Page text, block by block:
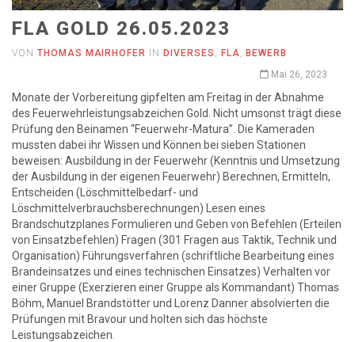
FLA GOLD 26.05.2023
VON THOMAS MAIRHOFER INDIVERSES FLA ,BEWERB
Mai 26, 2023
Monate der Vorbereitung gipfelten am Freitag in der Abnahme
des Feuerwehrleistungsabzeichen Gold. Nicht umsonst trägt diese
Prüfung den Beinamen “Feuerwehr-Matura”. Die Kameraden
mussten dabei ihr Wissen und Können bei sieben Stationen
beweisen: Ausbildung in der Feuerwehr (Kenntnis und Umsetzung
der Ausbildung in der eigenen Feuerwehr) Berechnen, Ermitteln,
Entscheiden (Löschmittelbedarf- und
Löschmittelverbrauchsberechnungen) Lesen eines
Brandschutzplanes Formulieren und Geben von Befehlen (Erteilen
von Einsatzbefehlen) Fragen (301 Fragen aus Taktik, Technik und
Organisation) Führungsverfahren (schriftliche Bearbeitung eines
Brandeinsatzes und eines technischen Einsatzes) Verhalten vor
einer Gruppe (Exerzieren einer Gruppe als Kommandant) Thomas
Böhm, Manuel Brandstötter und Lorenz Danner absolvierten die
Prüfungen mit Bravour und holten sich das höchste
Leistungsabzeichen.